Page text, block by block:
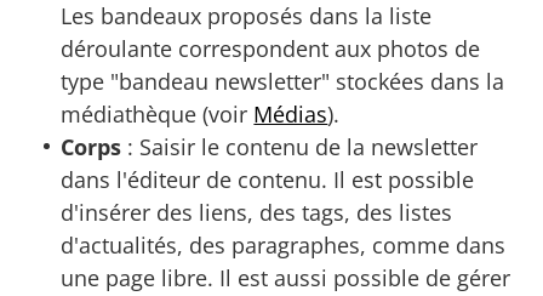
Les bandeaux proposés dans la liste
déroulante correspondent aux photos de
type "bandeau newsletter" stockées dans la
médiathèque (voir Médias).
Corps : Saisir le contenu de la newsletter
dans l'éditeur de contenu. Il est possible
d'insérer des liens, des tags, des listes
d'actualités, des paragraphes, comme dans
une page libre. Il est aussi possible de gérer